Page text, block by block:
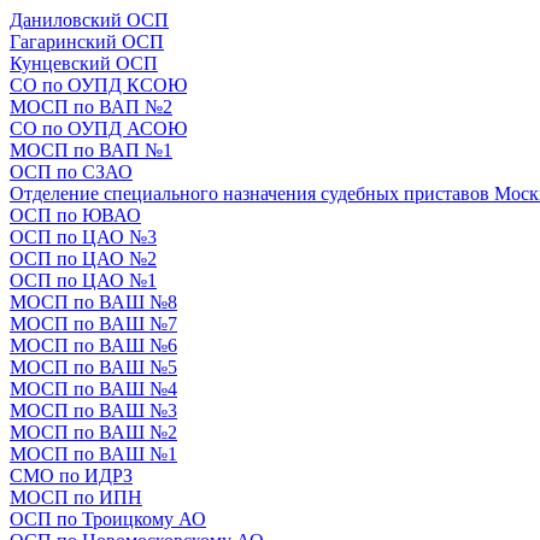
Даниловский ОСП
Гагаринский ОСП
Кунцевский ОСП
СО по ОУПД КСОЮ
МОСП по ВАП №2
СО по ОУПД АСОЮ
МОСП по ВАП №1
ОСП по СЗАО
Отделение специального назначения судебных приставов
ОСП по ЮВАО
ОСП по ЦАО №3
ОСП по ЦАО №2
ОСП по ЦАО №1
МОСП по ВАШ №8
МОСП по ВАШ №7
МОСП по ВАШ №6
МОСП по ВАШ №5
МОСП по ВАШ №4
МОСП по ВАШ №3
МОСП по ВАШ №2
МОСП по ВАШ №1
СМО по ИДРЗ
МОСП по ИПН
ОСП по Троицкому АО